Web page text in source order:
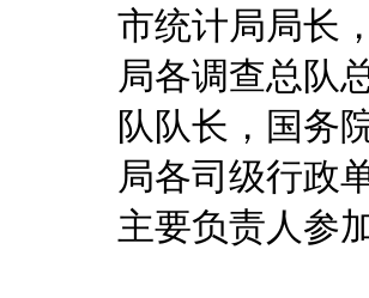
市统计局局长
局各调查总队
队队长，国务
局各司级行政
主要负责人参